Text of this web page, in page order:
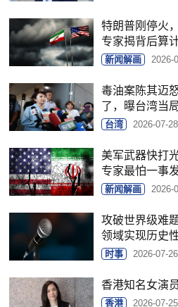
特朗普刚停火
专家揭背后算
新闻解画 2026-
毒油案陈其迈
了，曝台湾当
台湾 2026-07-28
美军武器快打
专家最怕一事
新闻解画 2026-
攻破世界级难
领域实现历史
时事 2026-07-26
香港知名女演
香港 2026-07-25